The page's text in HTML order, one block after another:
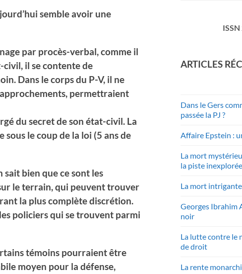
semble avoir une
par procès-verbal, comme il
civil, il se contente de
Dans le corps du P-V, il ne
permettraient
du secret de son état-civil. La
le coup de la loi (5 ans de
sait bien que ce sont les
le terrain, qui peuvent trouver
la plus complète discrétion.
policiers qui se trouvent parmi
témoins pourraient être
moyen pour la défense,
ARTICLES
Dans le Gers
passée la PJ ?
Affaire Epstein :
La mort
la piste inexplorée
La mort
Georges Ibrahim
noir
La lutte contre le
de droit
La rente